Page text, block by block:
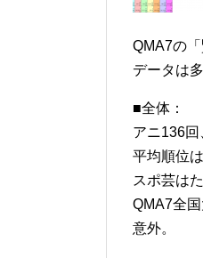
QMA7の
データは
■全体：
アニ136
平均順位
スポ芸は
QMA7全
意外。